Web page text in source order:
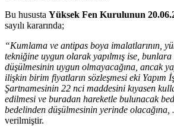
Bu hususta Yüksek Fen Kurulunun
sayılı kararında;
“Kumlama ve antipas boya imalatlarının,
tekniğine uygun olarak yapılmış ise,
düşülmesinin uygun olmayacağına, ancak
ilişkin birim fiyatların sözleşmesi eki Yapım
Şartnamesinin 22 nci maddesini kıyasen
edilmesi ve buradan hareketle bulunacak
bedelinden düşülmesinin yerinde
verilmiştir.